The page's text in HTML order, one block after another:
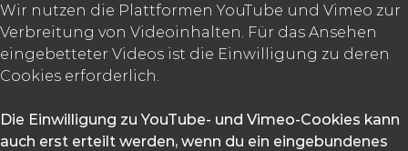
Wir nutzen die Plattformen YouTube und Vimeo zur
Verbreitung von Videoinhalten. Für das Ansehen
eingebetteter Videos ist die Einwilligung zu deren
Cookies erforderlich.
Die Einwilligung zu YouTube- und Vimeo-Cookies kann
auch erst erteilt werden, wenn du ein eingebundenes